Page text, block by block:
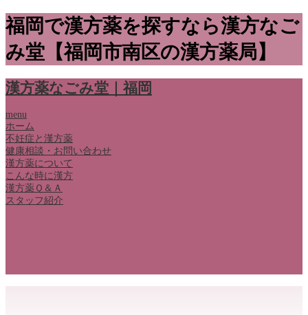
福岡で漢方薬を探すなら漢方なご
み堂【福岡市南区の漢方薬局】
漢方薬なごみ堂｜福岡
menu
ホーム
不妊症と漢方薬
健康相談・お問い合わせ
漢方薬について
こんな時に漢方
漢方薬Ｑ＆Ａ
スタッフ紹介